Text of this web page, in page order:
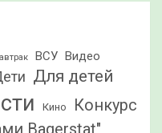
ВСУ Видео
Для детей
Кино
Конкурс
Bagerstat"